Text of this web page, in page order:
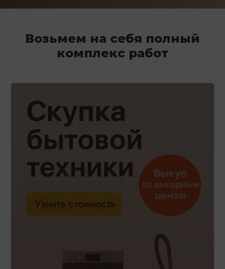
Возьмем на себя полный
комплекс работ